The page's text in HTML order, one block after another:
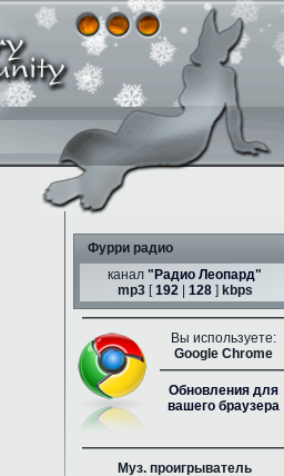
Фурри радио
канал " Радио Леопард"
mp3[192| 128] kbps
Вы используете:
Google Chrome
Обновления для
вашего браузера
Муз. проигрыватель